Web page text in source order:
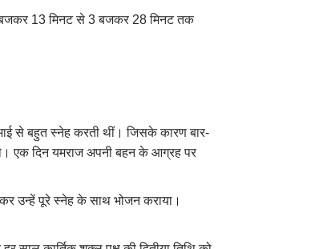
1 बजकर 13 मिनट से 3 बजकर 28 मिनट तक
से बहुत स्नेह करती थीं। जिसके कारण बार-
एक दिन यमराज अपनी बहन के आग्रह पर
उन्हें पूरे स्नेह के साथ भोजन कराया।